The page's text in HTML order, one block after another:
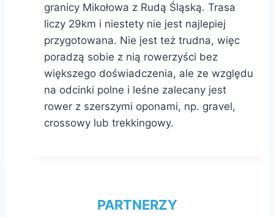
granicy Mikołowa z Rudą Śląską. Trasa
liczy 29km i niestety nie jest najlepiej
przygotowana. Nie jest też trudna, więc
poradzą sobie z nią rowerzyści bez
większego doświadczenia, ale ze względu
na odcinki polne i leśne zalecany jest
rower z szerszymi oponami, np. gravel,
crossowy lub trekkingowy.
PARTNERZY